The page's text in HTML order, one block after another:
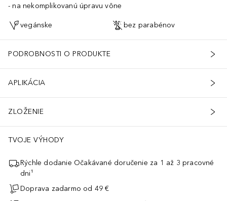
na nekomplikovanú úpravu vône
vegánske bez parabénov
PODROBNOSTI O PRODUKTE
APLIKÁCIA
ZLOŽENIE
TVOJE VÝHODY
Rýchle dodanie Očakávané doručenie za 1 až 3 pracovné
dni¹
Doprava zadarmo od 49 €